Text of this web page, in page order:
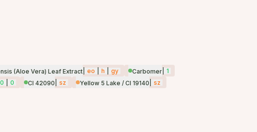
(Aloe Vera) Leaf Extract eo h gy Carbomer 1
0 0 CI 42090 sz Yellow 5 Lake / CI 19140 sz